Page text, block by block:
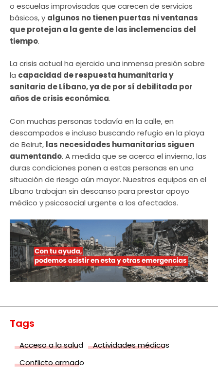
o escuelas improvisadas que carecen de servicios
básicos, y algunos no tienen puertas ni ventanas
que protejan a la gente de las inclemencias del
tiempo.
La crisis actual ha ejercido una inmensa presión sobre
la capacidad de respuesta humanitaria y
sanitaria de Líbano, ya de por sí debilitada por
años de crisis económica.
Con muchas personas todavía en la calle, en
descampados e incluso buscando refugio en la playa
de Beirut, las necesidades humanitarias siguen
aumentando. A medida que se acerca el invierno, las
duras condiciones ponen a estas personas en una
situación de riesgo aún mayor. Nuestros equipos en el
Líbano trabajan sin descanso para prestar apoyo
médico y psicosocial urgente a los afectados.
Tags
Acceso a la salud
Actividades médicas
Conflicto armado